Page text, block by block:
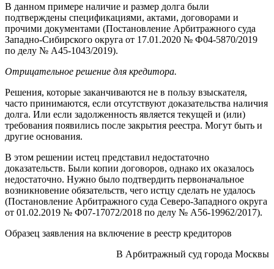
В данном примере наличие и размер долга были
подтверждены спецификациями, актами, договорами и
прочими документами (Постановление Арбитражного суда
Западно-Сибирского округа от 17.01.2020 № Ф04-5870/2019
по делу № А45-1043/2019).
Отрицательное решение для кредитора.
Решения, которые заканчиваются не в пользу взыскателя,
часто принимаются, если отсутствуют доказательства наличия
долга. Или если задолженность является текущей и (или)
требования появились после закрытия реестра. Могут быть и
другие основания.
В этом решении истец представил недостаточно
доказательств. Были копии договоров, однако их оказалось
недостаточно. Нужно было подтвердить первоначальное
возникновение обязательств, чего истцу сделать не удалось
(Постановление Арбитражного суда Северо-Западного округа
от 01.02.2019 № Ф07-17072/2018 по делу № А56-19962/2017).
Образец заявления на включение в реестр кредиторов
В Арбитражный суд города Москвы